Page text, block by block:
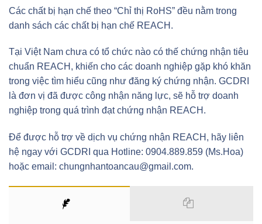
Các chất bị hạn chế theo “Chỉ thị RoHS” đều nằm trong
danh sách các chất bị hạn chế REACH.
Tại Việt Nam chưa có tổ chức nào có thế chứng nhận tiêu
chuẩn REACH, khiến cho các doanh nghiệp gặp khó khăn
trong việc tìm hiểu cũng như đăng ký chứng nhận. GCDRI
là đơn vị đã được công nhận năng lực, sẽ hỗ trợ doanh
nghiệp trong quá trình đạt chứng nhận REACH.
Để được hỗ trợ về dịch vụ chứng nhận REACH, hãy liên
hệ ngay với GCDRI qua Hotline: 0904.889.859 (Ms.Hoa)
hoặc email: chungnhantoancau@gmail.com.